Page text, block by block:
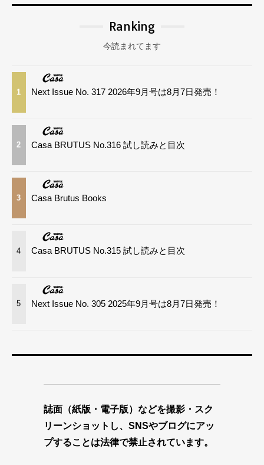
Ranking
今読まれてます
1 Next Issue No. 317 2026年9月号は8月7日発売！
2 Casa BRUTUS No.316 試し読みと目次
3 Casa Brutus Books
4 Casa BRUTUS No.315 試し読みと目次
5 Next Issue No. 305 2025年9月号は8月7日発売！
誌面（紙版・電子版）などを撮影・スク
リーンショットし、SNSやブログにアッ
プすることは法律で禁止されています。